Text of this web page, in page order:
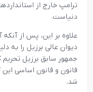
ترامپ خارج از
دنیاست.
علاوه بر این، پس از
دیوان عالی برزیل را به
جمهور سابق برزیل تحریم
قانون و قانون اساسی
شد.